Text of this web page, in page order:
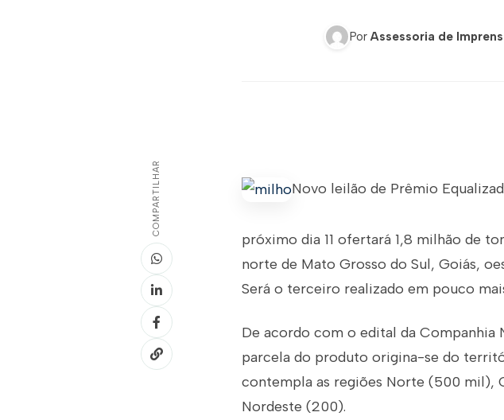
Por Assessoria de
COMPARTILHAR Novo leilão de Prêmio
próximo dia 11 ofertará 1,8 milhão de
norte de Mato Grosso do Sul, Goiás,
Será o terceiro realizado em pouco
De acordo com o edital da
parcela do produto origina-se do
contempla as regiões Norte (500
Nordeste (200).